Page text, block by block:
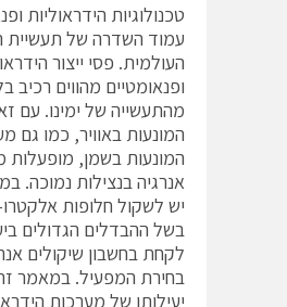
טכנולוגיות הידראוליות
עמוד השדרה של תעשיית
העולמית. פסי ייצור
ופנאומטיים מהווים רכיב
מהתעשייה של ימינו. עם
המונעות באוויר, כמו גם
המונעות בשמן, מופעלות
אנרגיה בנצילות נמוכה.
יש לשקול חלופות
בשל ההבדלים הגדולים
לקחת בחשבון שיקולים
בחירת המפעיל. במאמר
יעילותן של מערכות